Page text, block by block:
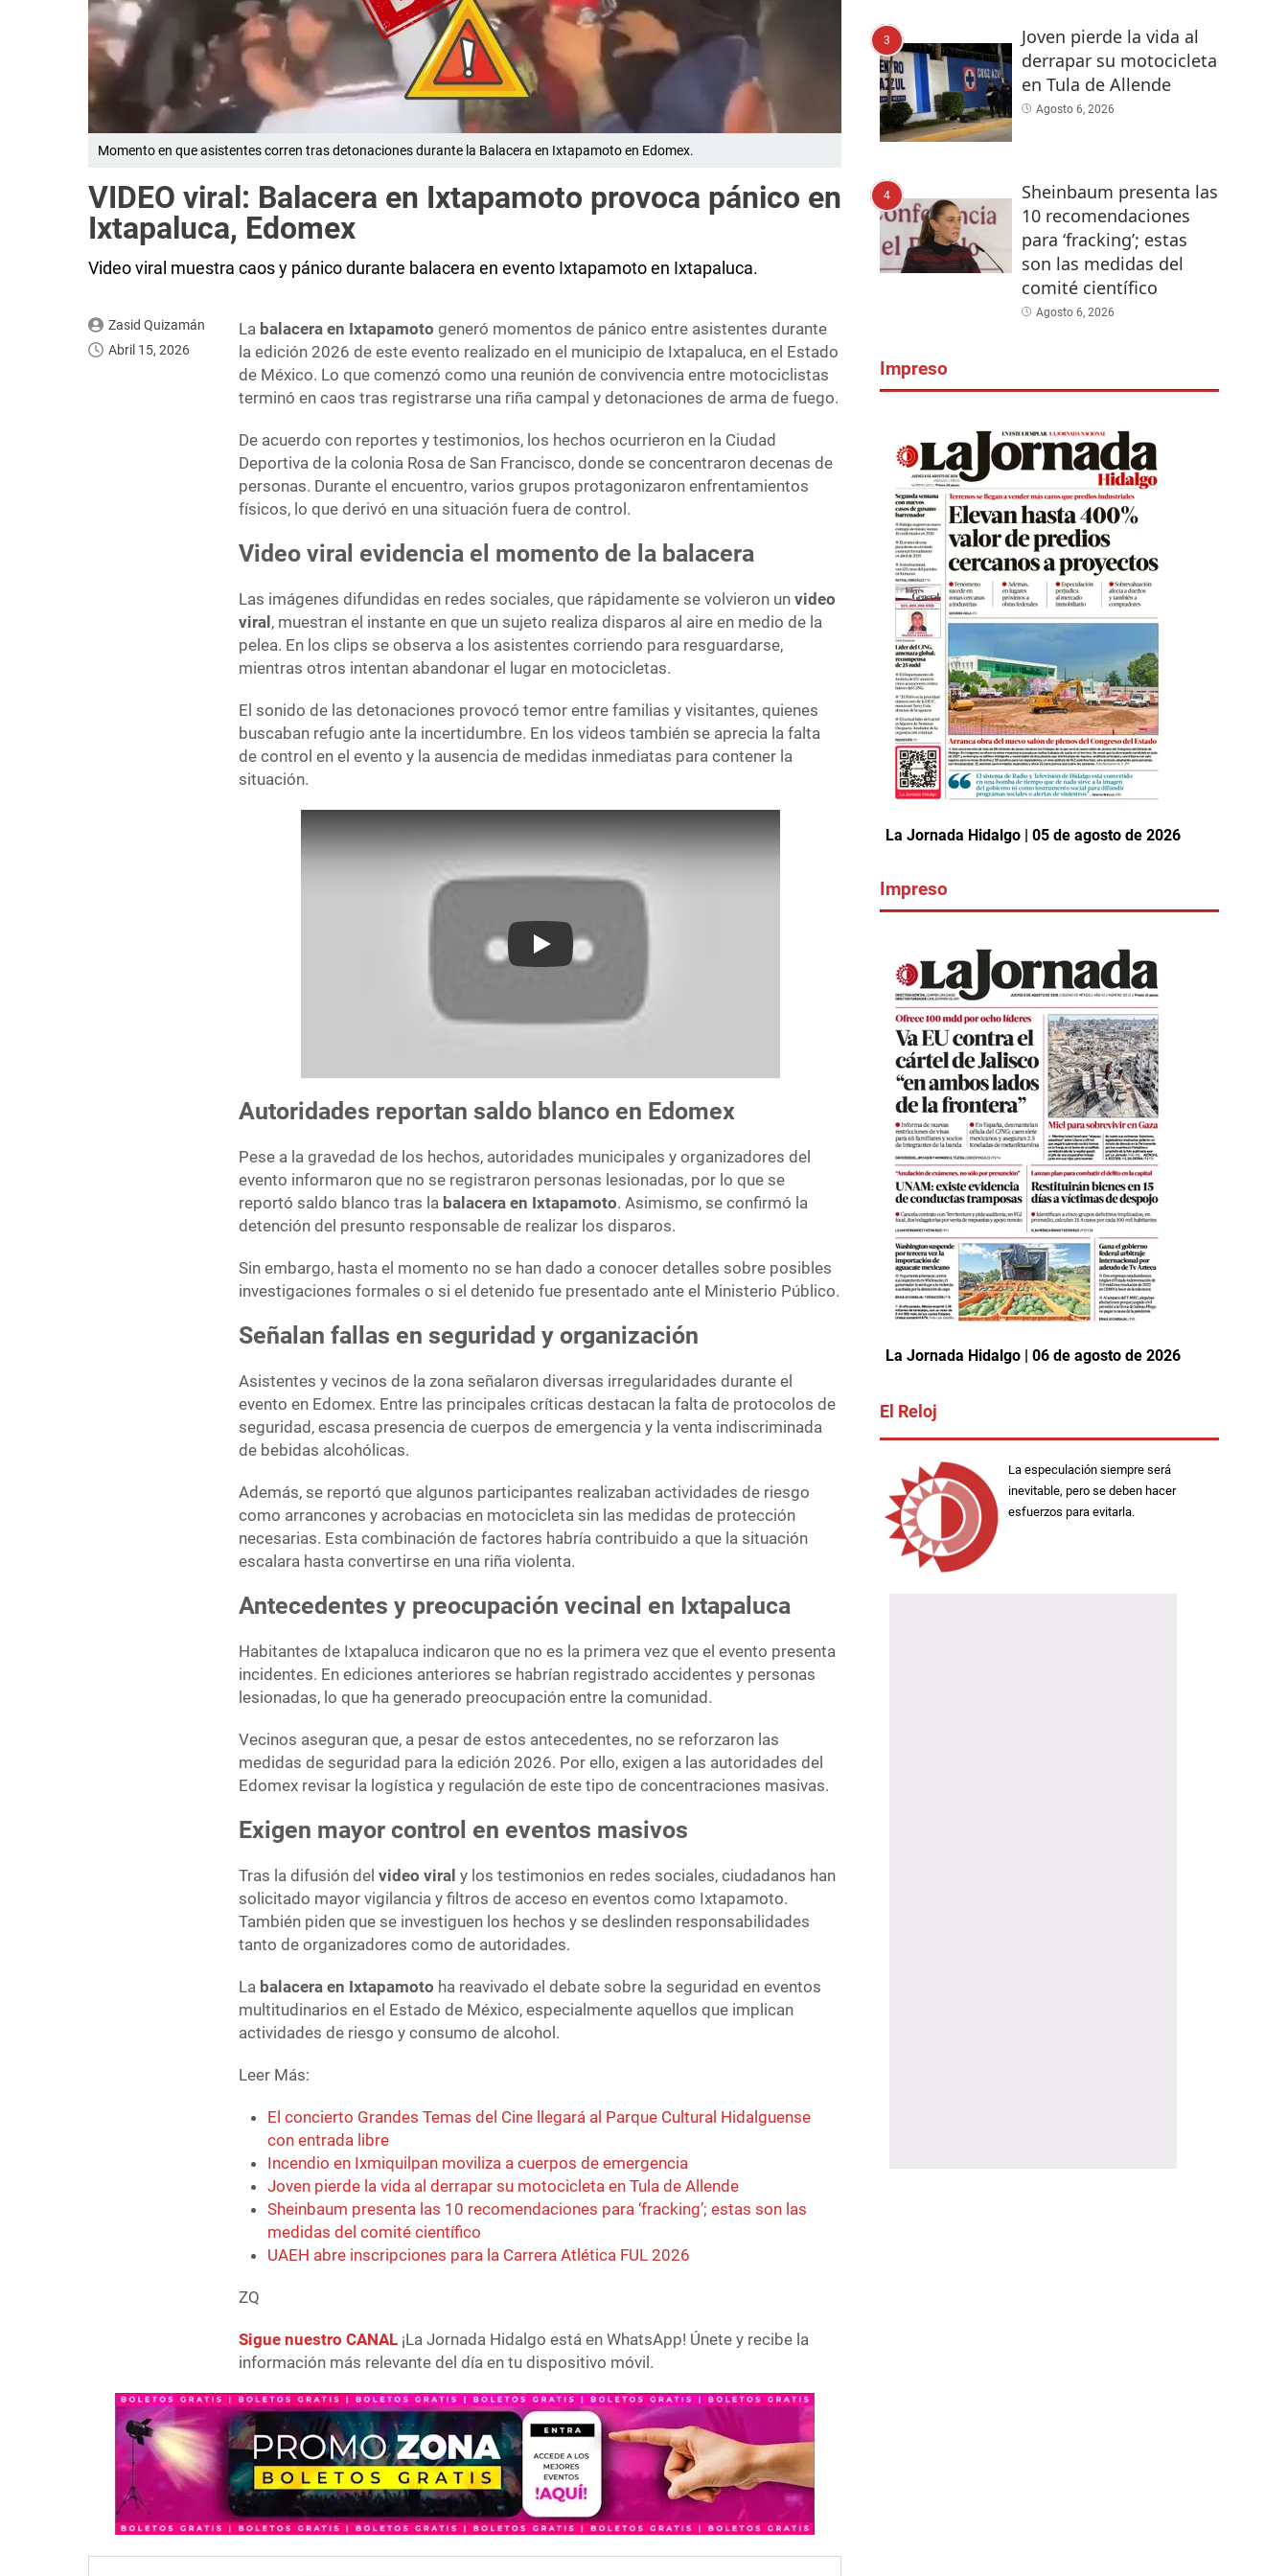
Momento en que asistentes corren tras detonaciones durante la Balacera en Ixtapamoto en Edomex.
VIDEO viral: Balacera en Ixtapamoto provoca pánico en
Ixtapaluca, Edomex
Video viral muestra caos y pánico durante balacera en evento Ixtapamoto en Ixtapaluca.
Zasid Quizamán
Abril 15, 2026
La balacera en Ixtapamoto generó momentos de pánico entre asistentes durante
la edición 2026 de este evento realizado en el municipio de Ixtapaluca, en el Estado
de México. Lo que comenzó como una reunión de convivencia entre motociclistas
terminó en caos tras registrarse una riña campal y detonaciones de arma de fuego.
De acuerdo con reportes y testimonios, los hechos ocurrieron en la Ciudad
Deportiva de la colonia Rosa de San Francisco, donde se concentraron decenas de
personas. Durante el encuentro, varios grupos protagonizaron enfrentamientos
físicos, lo que derivó en una situación fuera de control.
Video viral evidencia el momento de la balacera
Las imágenes difundidas en redes sociales, que rápidamente se volvieron unvideo
viral , muestran el instante en que un sujeto realiza disparos al aire en medio de la
pelea. En los clips se observa a los asistentes corriendo para resguardarse,
mientras otros intentan abandonar el lugar en motocicletas.
El sonido de las detonaciones provocó temor entre familias y visitantes, quienes
buscaban refugio ante la incertidumbre. En los videos también se aprecia la falta
de control en el evento y la ausencia de medidas inmediatas para contener la
situación.
Play
Autoridades reportan saldo blanco en Edomex
Pese a la gravedad de los hechos, autoridades municipales y organizadores del
evento informaron que no se registraron personas lesionadas, por lo que se
reportó saldo blanco tras la balacera en Ixtapamoto. Asimismo, se confirmó la
detención del presunto responsable de realizar los disparos.
Sin embargo, hasta el momento no se han dado a conocer detalles sobre posibles
investigaciones formales o si el detenido fue presentado ante el Ministerio Público.
Señalan fallas en seguridad y organización
Asistentes y vecinos de la zona señalaron diversas irregularidades durante el
evento en Edomex. Entre las principales críticas destacan la falta de protocolos de
seguridad, escasa presencia de cuerpos de emergencia y la venta indiscriminada
de bebidas alcohólicas.
Además, se reportó que algunos participantes realizaban actividades de riesgo
como arrancones y acrobacias en motocicleta sin las medidas de protección
necesarias. Esta combinación de factores habría contribuido a que la situación
escalara hasta convertirse en una riña violenta.
Antecedentes y preocupación vecinal en Ixtapaluca
Habitantes de Ixtapaluca indicaron que no es la primera vez que el evento presenta
incidentes. En ediciones anteriores se habrían registrado accidentes y personas
lesionadas, lo que ha generado preocupación entre la comunidad.
Vecinos aseguran que, a pesar de estos antecedentes, no se reforzaron las
medidas de seguridad para la edición 2026. Por ello, exigen a las autoridades del
Edomex revisar la logística y regulación de este tipo de concentraciones masivas.
Exigen mayor control en eventos masivos
Tras la difusión delvideo viral y los testimonios en redes sociales, ciudadanos han
solicitado mayor vigilancia y filtros de acceso en eventos como Ixtapamoto.
También piden que se investiguen los hechos y se deslinden responsabilidades
tanto de organizadores como de autoridades.
La balacera en Ixtapamoto ha reavivado el debate sobre la seguridad en eventos
multitudinarios en el Estado de México, especialmente aquellos que implican
actividades de riesgo y consumo de alcohol.
Leer Más:
El concierto Grandes Temas del Cine llegará al Parque Cultural Hidalguense
con entrada libre
Incendio en Ixmiquilpan moviliza a cuerpos de emergencia
Joven pierde la vida al derrapar su motocicleta en Tula de Allende
Sheinbaum presenta las 10 recomendaciones para ‘fracking’; estas son las
medidas del comité científico
UAEH abre inscripciones para la Carrera Atlética FUL 2026
ZQ
Sigue nuestro CANAL ¡La Jornada Hidalgo está en WhatsApp! Únete y recibe la
información más relevante del día en tu dispositivo móvil.
3
Joven pierde la vida al
derrapar su motocicleta
en Tula de Allende
Agosto 6, 2026
4
Sheinbaum presenta las
10 recomendaciones
para ‘fracking’; estas
son las medidas del
comité científico
Agosto 6, 2026
Impreso
La Jornada Hidalgo | 05 de agosto de 2026
Impreso
La Jornada Hidalgo | 06 de agosto de 2026
El Reloj
La especulación siempre será
inevitable, pero se deben hacer
esfuerzos para evitarla.